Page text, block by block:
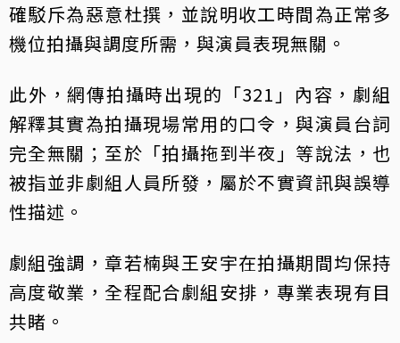
確駁斥為惡意杜撰，並說明收工時間為正常多
機位拍攝與調度所需，與演員表現無關。
此外，網傳拍攝時出現的「321」內容，劇組
解釋其實為拍攝現場常用的口令，與演員台詞
完全無關；至於「拍攝拖到半夜」等說法，也
被指並非劇組人員所發，屬於不實資訊與誤導
性描述。
劇組強調，章若楠與王安宇在拍攝期間均保持
高度敬業，全程配合劇組安排，專業表現有目
共睹。